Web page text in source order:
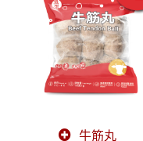
牛筋丸